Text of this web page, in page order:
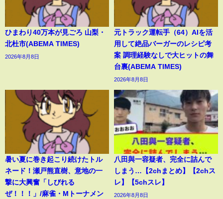
ひまわり40万本が見ごろ 山梨・
北杜市(ABEMA TIMES)
2026年8月8日
元トラック運転手（64）AIを活
用して絶品バーガーのレシピ考
案 調理経験なしで大ヒットの舞
台裏(ABEMA TIMES)
2026年8月8日
暑い夏に巻き起こり続けたトル
ネード！瀬戸熊直樹、意地の一
撃に大興奮「しびれる
ぜ！！！」/麻雀・Mトーナメン
八田與一容疑者、完全に詰んで
しまう…【2chまとめ】【2chス
レ】【5chスレ】
2026年8月8日